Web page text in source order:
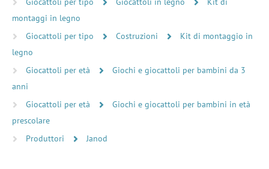
montaggi in legno
Giocattoli per tipo
Costruzioni
Kit di montaggio in
legno
Giocattoli per età
Giochi e giocattoli per bambini da 3
anni
Giocattoli per età
Giochi e giocattoli per bambini in età
prescolare
Produttori
Janod